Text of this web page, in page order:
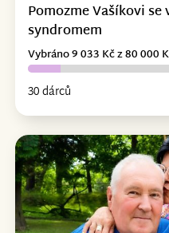
Pomozme Vašíkovi
syndromem
30 dárců
Vybráno 9 033 Kč z 80 000